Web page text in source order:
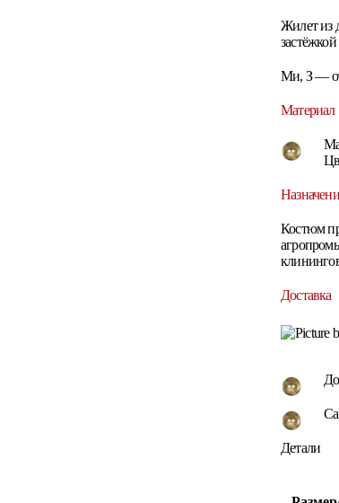
Жилет из
Ми, З — от
Материал
Костюм
Доставка
Детали